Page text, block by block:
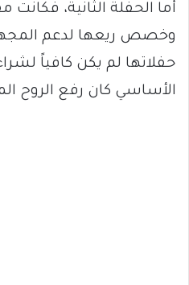
أما الحفلة الثانية، فكانت
وخصص ريعها لدعم
حفلاتها لم يكن كافياً
الأساسي كان رفع الروح